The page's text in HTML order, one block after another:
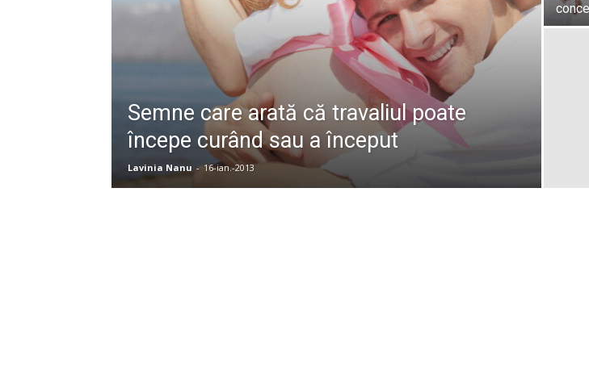
Semne care arată că travaliul poate
începe curând sau a început
Lavinia Nanu - 16-ian.-2013